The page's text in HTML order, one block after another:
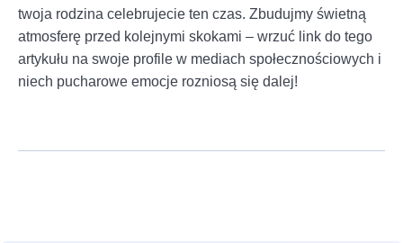
twoja rodzina celebrujecie ten czas. Zbudujmy świetną
atmosferę przed kolejnymi skokami – wrzuć link do tego
artykułu na swoje profile w mediach społecznościowych i
niech pucharowe emocje rozniosą się dalej!